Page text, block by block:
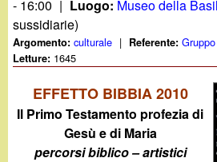
a
n
c
e
r
c
a
- 16:00 | Luogo: Museo della
sussidiarie)
Argomento:culturale | Referente:
Letture: 1645
EFFETTO BIBBIA 2010
Il Primo Testamento profezia di
Gesù e di Maria
percorsi biblico – artistici